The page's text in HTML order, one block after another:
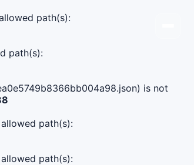
path(s):
path(s):
is not
path(s):
path(s):